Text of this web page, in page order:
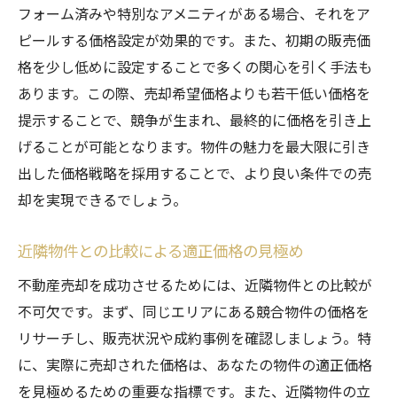
フォーム済みや特別なアメニティがある場合、それをア
ピールする価格設定が効果的です。また、初期の販売価
格を少し低めに設定することで多くの関心を引く手法も
あります。この際、売却希望価格よりも若干低い価格を
提示することで、競争が生まれ、最終的に価格を引き上
げることが可能となります。物件の魅力を最大限に引き
出した価格戦略を採用することで、より良い条件での売
却を実現できるでしょう。
近隣物件との比較による適正価格の見極め
不動産売却を成功させるためには、近隣物件との比較が
不可欠です。まず、同じエリアにある競合物件の価格を
リサーチし、販売状況や成約事例を確認しましょう。特
に、実際に売却された価格は、あなたの物件の適正価格
を見極めるための重要な指標です。また、近隣物件の立